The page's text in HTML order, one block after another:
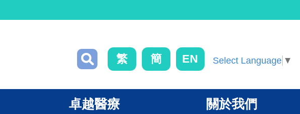
繁 簡 EN Select Language ▼
卓越醫療 關於我們